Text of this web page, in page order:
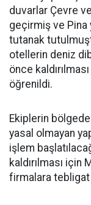
duvarlar Çevre
geçirmiş ve Pina
tutanak
otellerin deniz
önce
öğrenildi.
Ekiplerin
yasal olmayan
işlem
kaldırılması
firmalara tebligat